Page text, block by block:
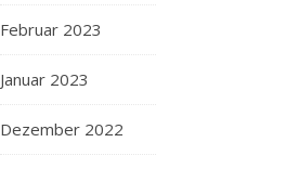
Februar 2023
Januar 2023
Dezember 2022